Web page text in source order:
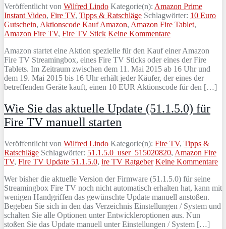
Veröffentlicht von Wilfred Lindo Kategorie(n): Amazon Prime
Instant Video, Fire TV, Tipps & Ratschläge Schlagwörter: 10 Euro
Gutschein, Aktionscode Kauf Amazon, Amazon Fire Tablet,
Amazon Fire TV, Fire TV Stick Keine Kommentare
Amazon startet eine Aktion spezielle für den Kauf einer Amazon
Fire TV Streamingbox, eines Fire TV Sticks oder eines der Fire
Tablets. Im Zeitraum zwischen dem 11. Mai 2015 ab 16 Uhr und
dem 19. Mai 2015 bis 16 Uhr erhält jeder Käufer, der eines der
betreffenden Geräte kauft, einen 10 EUR Aktionscode für den […]
Wie Sie das aktuelle Update (51.1.5.0) für
Fire TV manuell starten
Veröffentlicht von Wilfred Lindo Kategorie(n): Fire TV, Tipps &
Ratschläge Schlagwörter: 51.1.5.0_user_515020820, Amazon Fire
TV, Fire TV Update 51.1.5.0, ire TV Ratgeber Keine Kommentare
Wer bisher die aktuelle Version der Firmware (51.1.5.0) für seine
Streamingbox Fire TV noch nicht automatisch erhalten hat, kann mit
wenigen Handgriffen das gewünschte Update manuell anstoßen.
Begeben Sie sich in den das Verzeichnis Einstellungen / System und
schalten Sie alle Optionen unter Entwickleroptionen aus. Nun
stoßen Sie das Update manuell unter Einstellungen / System […]